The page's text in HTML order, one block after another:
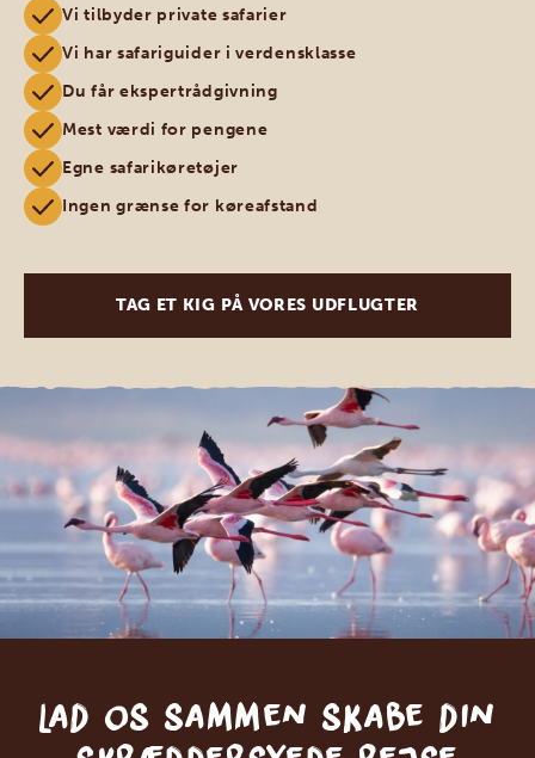
Vi tilbyder private safarier
Vi har safariguider i verdensklasse
Du får ekspertrådgivning
Mest værdi for pengene
Egne safarikøretøjer
Ingen grænse for køreafstand
TAG ET KIG PÅ VORES UDFLUGTER
Lad os sammen skabe din